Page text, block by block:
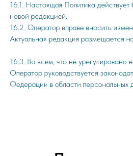
16.1. Настоящая Политика
новой редакцией.
16.2. Оператор вправе вносить
Актуальная редакция размещается
16.3. Во всем, что не урегулировано
Оператор руководствуется
Федерации в области персональных